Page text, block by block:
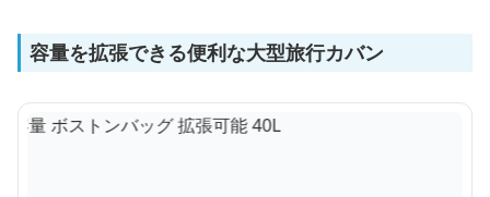
容量を拡張できる便利な大型旅行カバン